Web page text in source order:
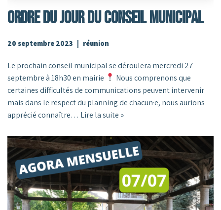
ORDRE DU JOUR DU CONSEIL MUNICIPAL
20 septembre 2023 réunion
Le prochain conseil municipal se déroulera mercredi 27
septembre à 18h30 en mairie
Nous comprenons que
certaines difficultés de communications peuvent intervenir
mais dans le respect du planning de chacun·e, nous aurions
apprécié connaître… Lire la suite »